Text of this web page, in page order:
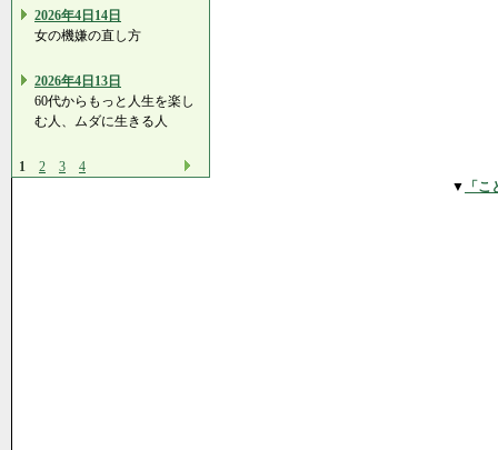
2026年4日14日
女の機嫌の直し方
2026年4日13日
60代からもっと人生を楽し
む人、ムダに生きる人
1 2 3 4
▼ 「